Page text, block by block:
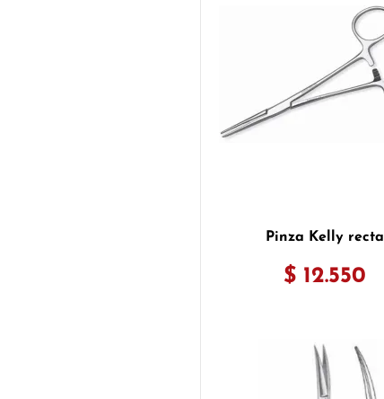
Pinza Kelly recta
$ 12.550